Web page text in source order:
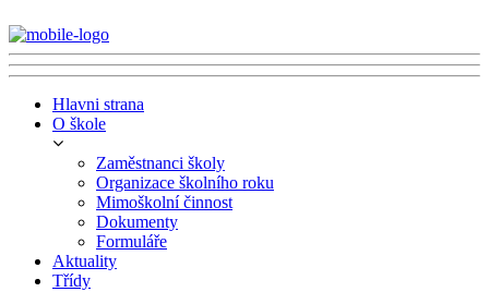
Hlavni strana
O škole
Zaměstnanci školy
Organizace školního roku
Mimoškolní činnost
Dokumenty
Formuláře
Aktuality
Třídy